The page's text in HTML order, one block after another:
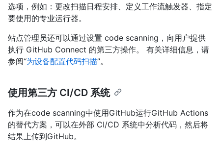
选项，例如：更改扫描日程安排、定义工作流触发器、指定
要使用的专业运行器。
站点管理员还可以通过设置 code scanning，向用户提供
执行 GitHub Connect 的第三方操作。 有关详细信息，请
参阅“为设备配置代码扫描”。
使用第三方 CI/CD 系统
作为在code scanning中使用GitHub运行GitHub Actions
的替代方案，可以在外部 CI/CD 系统中分析代码，然后将
结果上传到GitHub。